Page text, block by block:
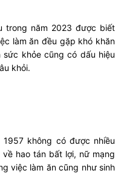
trong năm 2023 được biết
làm ăn đều gặp khó khăn
khỏe cũng có dấu hiệu
khỏi.
không có được nhiều
hao tán bất lợi, nữ mạng
việc làm ăn cũng như sinh